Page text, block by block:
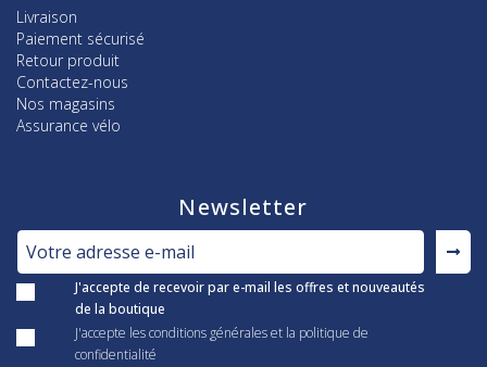
Livraison
Paiement sécurisé
Retour produit
Contactez-nous
Nos magasins
Assurance vélo
Newsletter
J'accepte de recevoir par e-mail les offres et nouveautés
de la boutique
J'accepte les conditions générales et la politique de
confidentialité